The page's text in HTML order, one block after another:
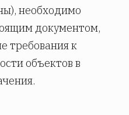
необходимо
документом,
требования к
объектов в